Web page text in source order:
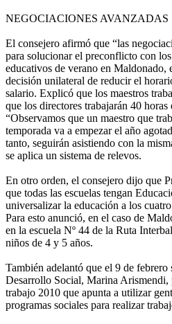
NEGOCIACIONES AVANZADAS
El consejero afirmó que “las
para solucionar el preconflicto con
educativos de verano en Maldonado,
decisión unilateral de reducir el
salario. Explicó que los maestros
que los directores trabajarán 40 horas
“Observamos que un maestro que
temporada va a empezar el año
tanto, seguirán asistiendo con la
se aplica un sistema de relevos.
En otro orden, el consejero dijo que
que todas las escuelas tengan
universalizar la educación a los
Para esto anunció, en el caso de
en la escuela Nº 44 de la Ruta
niños de 4 y 5 años.
También adelantó que el 9 de
Desarrollo Social, Marina Arismendi,
trabajo 2010 que apunta a utilizar
programas sociales para realizar